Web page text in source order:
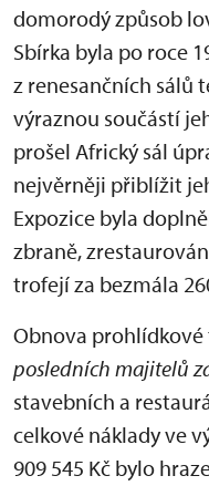
domorodý způsob
Sbírka byla po roce
z renesančních sálů
výraznou součástí
prošel Africký sál
nejvěrněji přiblížit
Expozice byla
zbraně,
trofejí za bezmála
Obnova prohlídkové
posledních majitelů
stavebních a
celkové náklady ve
909 545 Kč bylo